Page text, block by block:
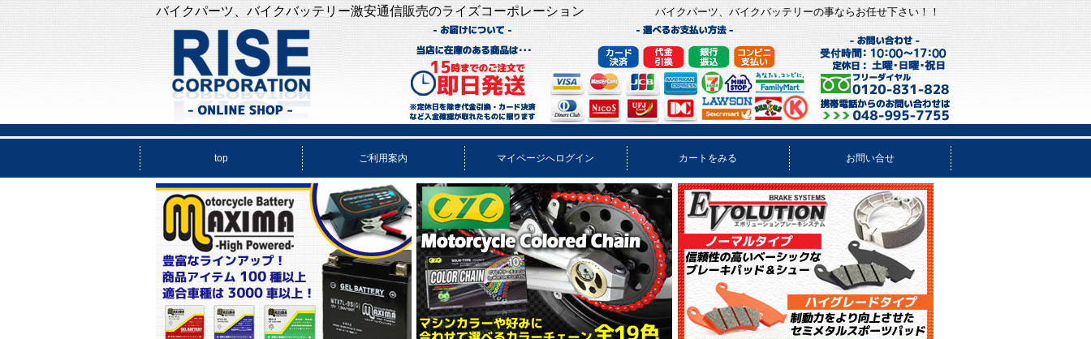
バイクパーツ、バイクバッテリー激安通信販売のライズコーポレーション バイクパーツ、バイクバッテリーの事ならお任せ下さい！！
top ご利用案内 マイページへログイン カートをみる お問い合せ